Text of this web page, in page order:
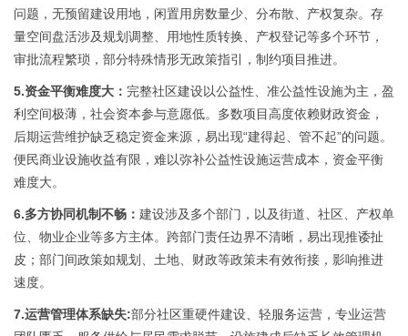
问题，无预留建设用地，闲置用房数量少、分布散、产权复杂。存
量空间盘活涉及规划调整、用地性质转换、产权登记等多个环节，
审批流程繁琐，部分特殊情形无政策指引，制约项目推进。
5.资金平衡难度大 ： 完整社区建设以公益性、准公益性设施为主，盈
利空间极薄，社会资本参与意愿低。多数项目高度依赖财政资金，
后期运营维护缺乏稳定资金来源，易出现“建得起、管不起”的问题。
便民商业设施收益有限，难以弥补公益性设施运营成本，资金平衡
难度大。
6.多方协同机制不畅 ： 建设涉及多个部门，以及街道、社区、产权单
位、物业企业等多方主体。跨部门责任边界不清晰，易出现推诿扯
皮；部门间政策如规划、土地、财政等政策未有效衔接，影响推进
速度。
7.运营管理体系缺失:部分社区重硬件建设、轻服务运营，专业运营